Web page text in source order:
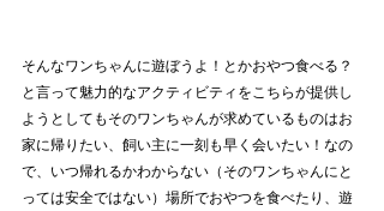
そんなワンちゃんに遊ぼうよ！とかおやつ食べる？
と言って魅力的なアクティビティをこちらが提供し
ようとしてもそのワンちゃんが求めているものはお
家に帰りたい、飼い主に一刻も早く会いたい！なの
で、いつ帰れるかわからない（そのワンちゃんにと
っては安全ではない）場所でおやつを食べたり、遊